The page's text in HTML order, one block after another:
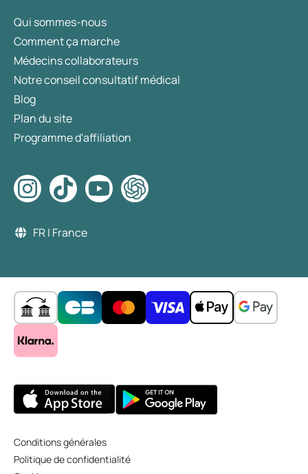
Qui sommes-nous
Comment ça marche
Médecins collaborateurs
Notre conseil consultatif médical
Blog
Plan du site
Programme d'affiliation
FR | France
Conditions générales
Politique de confidentialité